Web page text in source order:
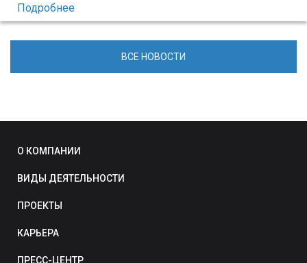
Подробнее
ВСЕ НОВОСТИ
О КОМПАНИИ
ВИДЫ ДЕЯТЕЛЬНОСТИ
ПРОЕКТЫ
КАРЬЕРА
ПРЕСС-ЦЕНТР